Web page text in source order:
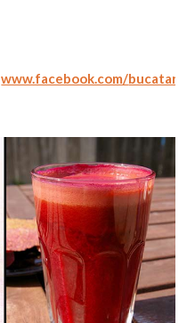
www.facebook.com/